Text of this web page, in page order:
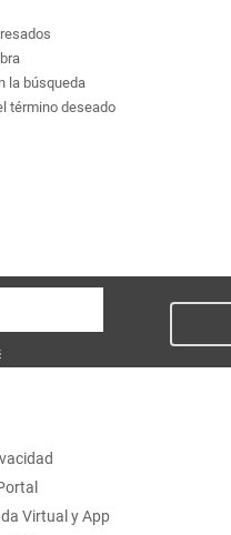
la búsqueda
término deseado
Virtual y App